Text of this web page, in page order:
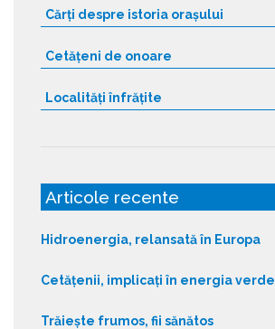
Cărți despre istoria orașului
Cetățeni de onoare
Localități înfrățite
Articole recente
Hidroenergia, relansată în Europa
Cetățenii, implicați în energia verde
Trăiește frumos, fii sănătos